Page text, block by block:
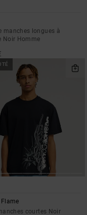
manches longues à
Noir Homme
Flame
courtes Noir